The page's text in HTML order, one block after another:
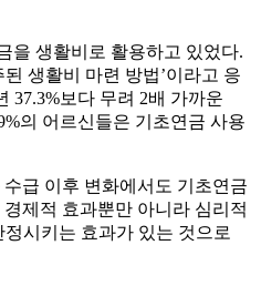
을 생활비로 활용하고 있었다.
생활비 마련 방법’이라고 응
37.3%보다 무려 2배 가까운
의 어르신들은 기초연금 사용
급 이후 변화에서도 기초연금
제적 효과뿐만 아니라 심리적
시키는 효과가 있는 것으로